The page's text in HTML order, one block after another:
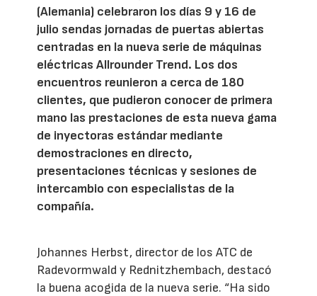
(Alemania) celebraron los días 9 y 16 de
julio sendas jornadas de puertas abiertas
centradas en la nueva serie de máquinas
eléctricas Allrounder Trend. Los dos
encuentros reunieron a cerca de 180
clientes, que pudieron conocer de primera
mano las prestaciones de esta nueva gama
de inyectoras estándar mediante
demostraciones en directo,
presentaciones técnicas y sesiones de
intercambio con especialistas de la
compañía.
Johannes Herbst, director de los ATC de
Radevormwald y Rednitzhembach, destacó
la buena acogida de la nueva serie. “Ha sido